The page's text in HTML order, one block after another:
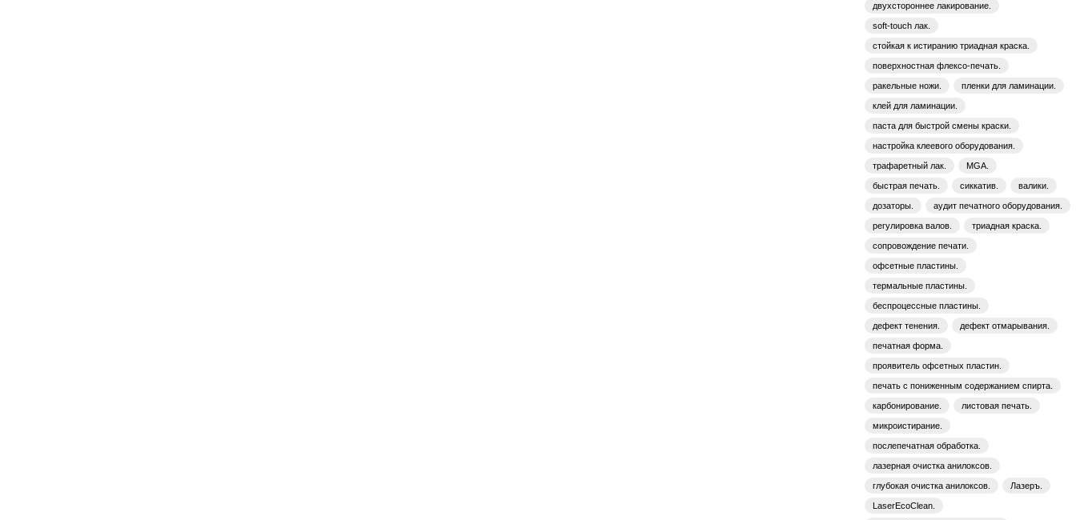
двухстороннее лакирование.
soft-touch лак.
стойкая к истиранию триадная краска.
поверхностная флексо-печать.
ракельные ножи. пленки для ламинации.
клей для ламинации.
паста для быстрой смены краски.
настройка клеевого оборудования.
трафаретный лак. MGA.
быстрая печать. сиккатив. валики.
дозаторы. аудит печатного оборудования.
регулировка валов. триадная краска.
сопровождение печати.
офсетные пластины.
термальные пластины.
беспроцессные пластины.
дефект тенения. дефект отмарывания.
печатная форма.
проявитель офсетных пластин.
печать с пониженным содержанием спирта.
карбонирование. листовая печать.
микроистирание.
послепечатная обработка.
лазерная очистка анилоксов.
глубокая очистка анилоксов. Лазеръ.
LaserEcoClean.